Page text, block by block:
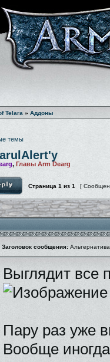
Telara » Аддоны
темы
, Главы Arm Dearg
Страница 1 из 1 [
Заголовок сообщения:
Выглядит все
Пару раз уже
Вообще